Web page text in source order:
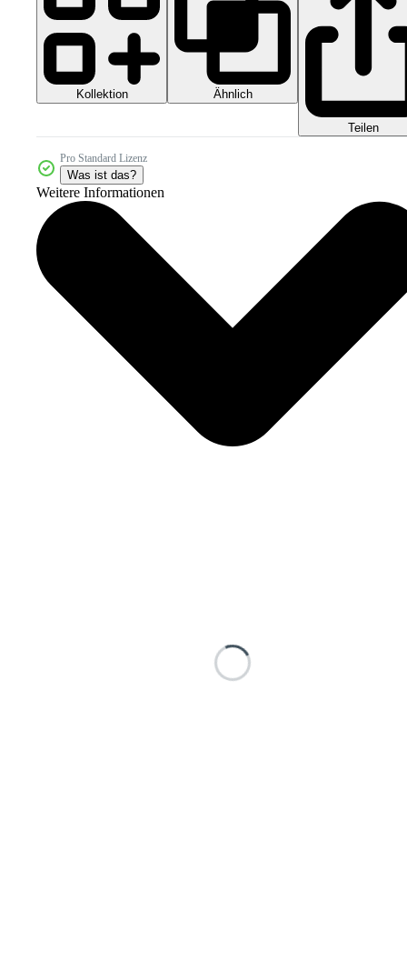
Kollektion Ähnlich
Teilen
Pro Standard Lizenz
Was ist das?
Weitere Informationen